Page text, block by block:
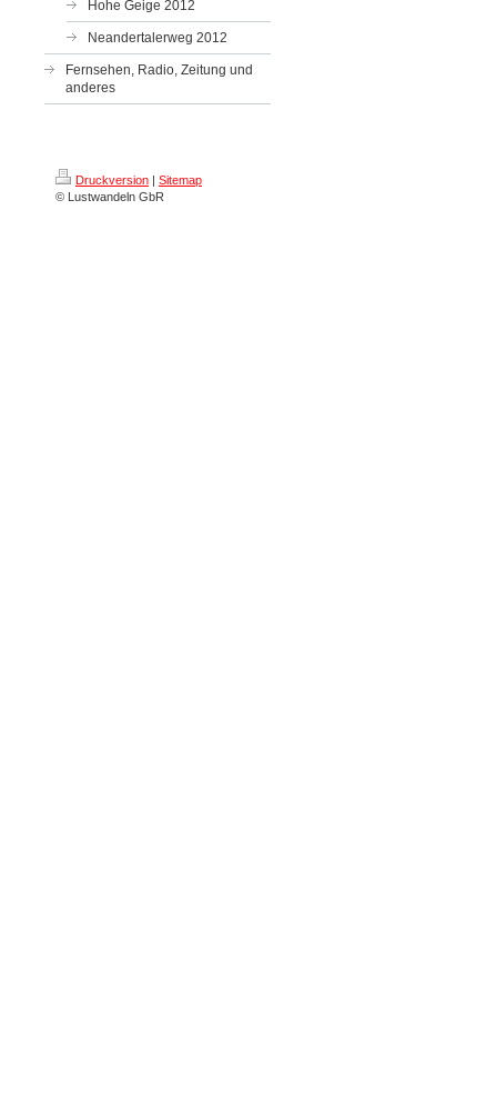
Hohe Geige 2012
Neandertalerweg 2012
Fernsehen, Radio, Zeitung und
anderes
Druckversion | Sitemap
© Lustwandeln GbR